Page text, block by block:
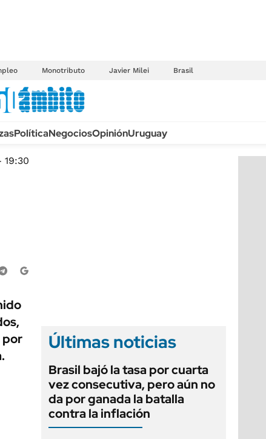
Monotributo Javier Milei Brasil
PolíticaNegociosOpiniónUruguay
19:30
por
Últimas noticias
Brasil bajó la tasa por cuarta
vez consecutiva, pero aún no
da por ganada la batalla
contra la inflación